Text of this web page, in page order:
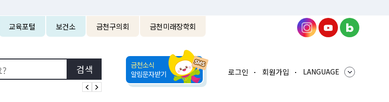
교육포털 보건소 금천구의회 금천미래장학회
금천소식
알림문자받기
로그인 회원가입 LANGUAGE